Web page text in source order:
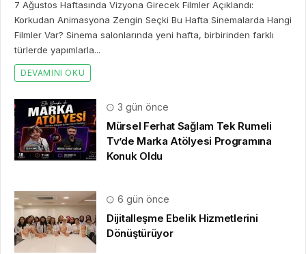
7 Ağustos Haftasında Vizyona Girecek Filmler Açıklandı:
Korkudan Animasyona Zengin Seçki Bu Hafta Sinemalarda Hangi
Filmler Var? Sinema salonlarında yeni hafta, birbirinden farklı
türlerde yapımlarla...
DEVAMINI OKU
3 gün önce
Mürsel Ferhat Sağlam Tek Rumeli
Tv’de Marka Atölyesi Programına
Konuk Oldu
6 gün önce
Dijitalleşme Ebelik Hizmetlerini
Dönüştürüyor